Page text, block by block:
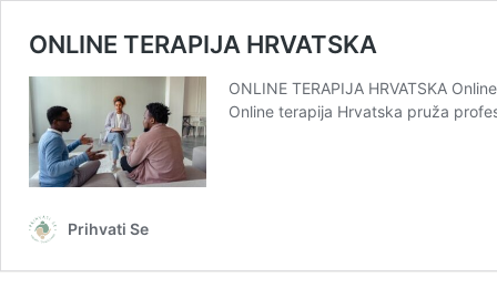
ONLINE TERAPIJA HRVATSKA
ONLINE TERAPIJA HRVATSKA
Online terapija Hrvatska pruža
Prihvati Se